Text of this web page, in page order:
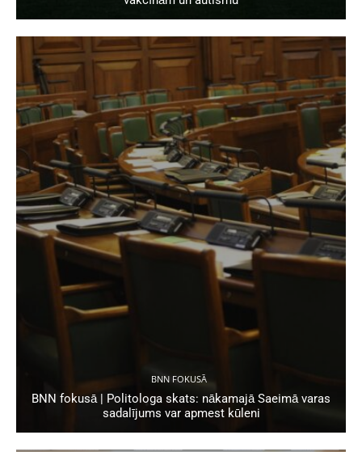
BNN FOKUSĀ
BNN fokusā | Politologa skats: nākamajā Saeimā varas
sadalījums var apmest kūleni